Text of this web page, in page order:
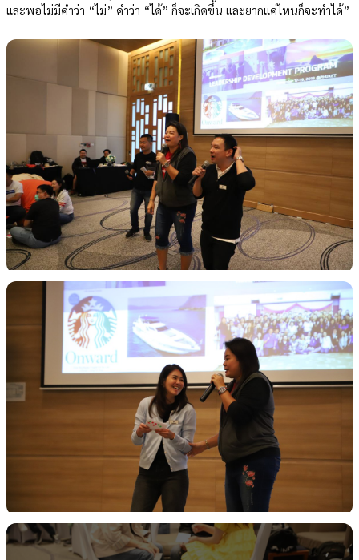
และพอไม่มีคำว่า “ไม่” คำว่า “ได้” ก็จะเกิดขึ้น และยากแค่ไหนก็จะทำได้”